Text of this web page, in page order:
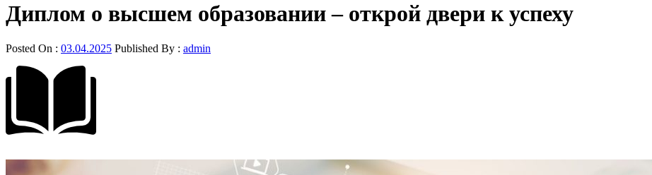
Диплом о высшем образовании – открой двери к успеху
Posted On : 03.04.2025 Published By : admin